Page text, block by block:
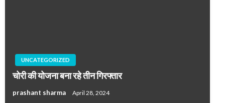
UNCATEGORIZED
चोरी की योजना बना रहे तीन गिरफ्तार
prashant sharma April 28, 2024